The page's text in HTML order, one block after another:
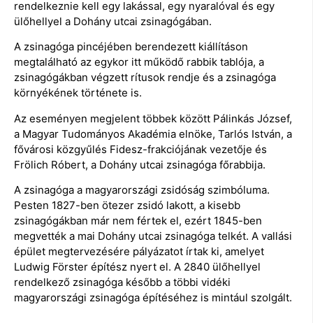
rendelkeznie kell egy lakással, egy nyaralóval és egy
ülőhellyel a Dohány utcai zsinagógában.
A zsinagóga pincéjében berendezett kiállításon
megtalálható az egykor itt működő rabbik tablója, a
zsinagógákban végzett rítusok rendje és a zsinagóga
környékének története is.
Az eseményen megjelent többek között Pálinkás József,
a Magyar Tudományos Akadémia elnöke, Tarlós István, a
fővárosi közgyűlés Fidesz-frakciójának vezetője és
Frölich Róbert, a Dohány utcai zsinagóga főrabbija.
A zsinagóga a magyarországi zsidóság szimbóluma.
Pesten 1827-ben ötezer zsidó lakott, a kisebb
zsinagógákban már nem fértek el, ezért 1845-ben
megvették a mai Dohány utcai zsinagóga telkét. A vallási
épület megtervezésére pályázatot írtak ki, amelyet
Ludwig Förster építész nyert el. A 2840 ülőhellyel
rendelkező zsinagóga később a többi vidéki
magyarországi zsinagóga építéséhez is mintául szolgált.